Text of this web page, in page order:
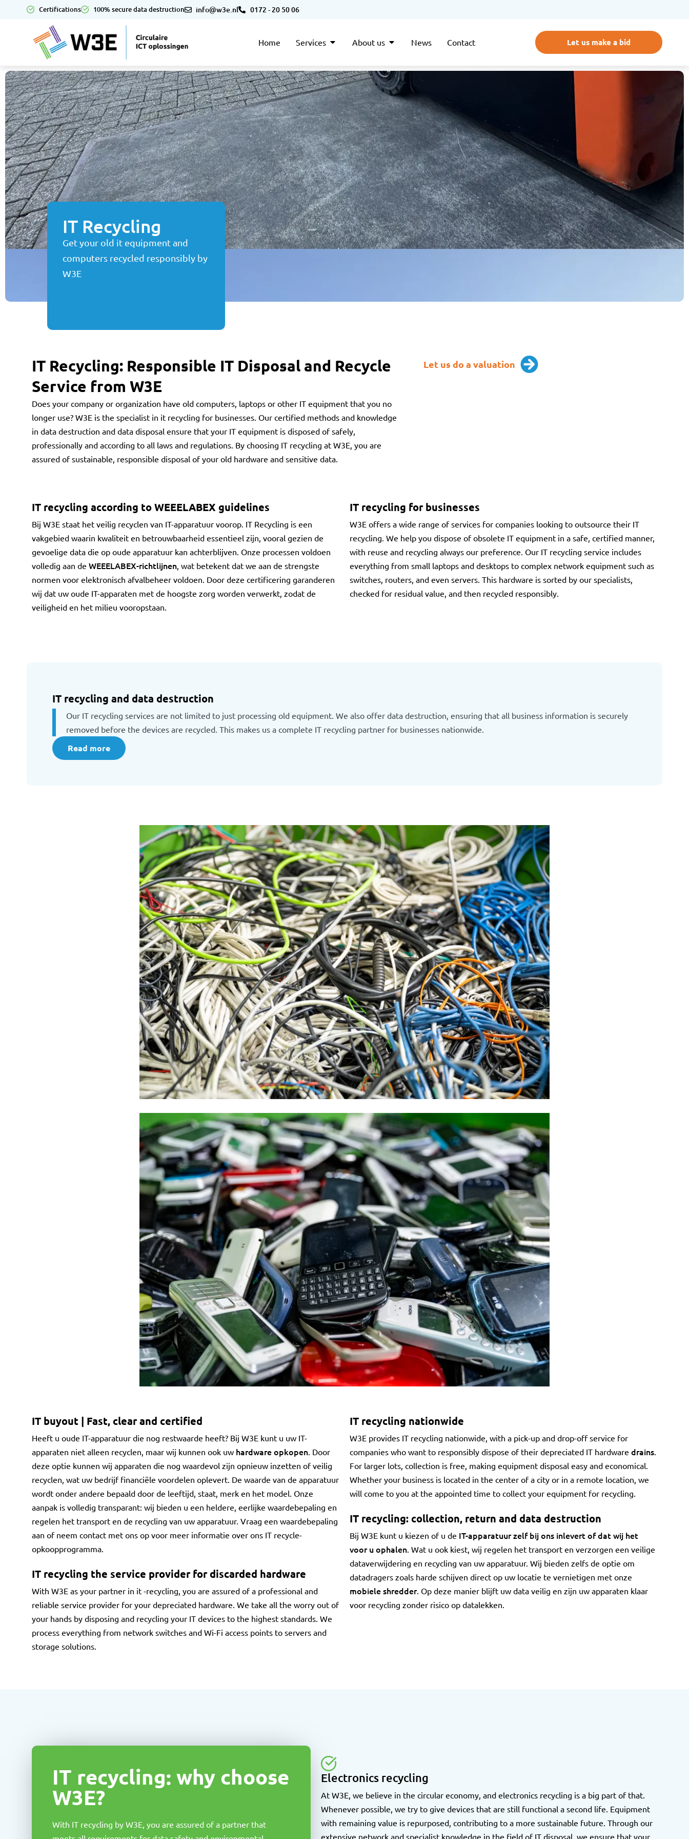
Certifications 100% secure data destruction info@w3e.nl 0172 - 20 50 06
Home Services About us News Contact Let us make a bid
IT Recycling
Get your old it equipment and
computers recycled responsibly by
W3E
IT Recycling: Responsible IT Disposal and Recycle
Service from W3E
Does your company or organization have old computers, laptops or other IT equipment that you no
longer use? W3E is the specialist in it recycling for businesses. Our certified methods and knowledge
in data destruction and data disposal ensure that your IT equipment is disposed of safely,
professionally and according to all laws and regulations. By choosing IT recycling at W3E, you are
assured of sustainable, responsible disposal of your old hardware and sensitive data.
Let us do a valuation
IT recycling according to WEEELABEX guidelines
Bij W3E staat het veilig recyclen van IT-apparatuur voorop. IT Recycling is een
vakgebied waarin kwaliteit en betrouwbaarheid essentieel zijn, vooral gezien de
gevoelige data die op oude apparatuur kan achterblijven. Onze processen voldoen
volledig aan de WEEELABEX-richtlijnen , wat betekent dat we aan de strengste
normen voor elektronisch afvalbeheer voldoen. Door deze certificering garanderen
wij dat uw oude IT-apparaten met de hoogste zorg worden verwerkt, zodat de
veiligheid en het milieu vooropstaan.
IT recycling for businesses
W3E offers a wide range of services for companies looking to outsource their IT
recycling. We help you dispose of obsolete IT equipment in a safe, certified manner,
with reuse and recycling always our preference. Our IT recycling service includes
everything from small laptops and desktops to complex network equipment such as
switches, routers, and even servers. This hardware is sorted by our specialists,
checked for residual value, and then recycled responsibly.
IT recycling and data destruction
Our IT recycling services are not limited to just processing old equipment. We also offer data destruction, ensuring that all business information is securely
removed before the devices are recycled. This makes us a complete IT recycling partner for businesses nationwide.
Read more
IT buyout | Fast, clear and certified
Heeft u oude IT-apparatuur die nog restwaarde heeft? Bij W3E kunt u uw IT-
apparaten niet alleen recyclen, maar wij kunnen ook uw hardware opkopen. Door
deze optie kunnen wij apparaten die nog waardevol zijn opnieuw inzetten of veilig
recyclen, wat uw bedrijf financiële voordelen oplevert. De waarde van de apparatuur
wordt onder andere bepaald door de leeftijd, staat, merk en het model. Onze
aanpak is volledig transparant: wij bieden u een heldere, eerlijke waardebepaling en
regelen het transport en de recycling van uw apparatuur. Vraag een waardebepaling
aan of neem contact met ons op voor meer informatie over ons IT recycle-
opkoopprogramma.
IT recycling the service provider for discarded hardware
With W3E as your partner in it -recycling, you are assured of a professional and
reliable service provider for your depreciated hardware. We take all the worry out of
your hands by disposing and recycling your IT devices to the highest standards. We
process everything from network switches and Wi-Fi access points to servers and
storage solutions.
IT recycling nationwide
W3E provides IT recycling nationwide, with a pick-up and drop-off service for
companies who want to responsibly dispose of their depreciated IT hardware drains.
For larger lots, collection is free, making equipment disposal easy and economical.
Whether your business is located in the center of a city or in a remote location, we
will come to you at the appointed time to collect your equipment for recycling.
IT recycling: collection, return and data destruction
Bij W3E kunt u kiezen of u de IT-apparatuur zelf bij ons inlevert of dat wij het
voor u ophalen . Wat u ook kiest, wij regelen het transport en verzorgen een veilige
dataverwijdering en recycling van uw apparatuur. Wij bieden zelfs de optie om
datadragers zoals harde schijven direct op uw locatie te vernietigen met onze
mobiele shredder. Op deze manier blijft uw data veilig en zijn uw apparaten klaar
voor recycling zonder risico op datalekken.
IT recycling: why choose
W3E?
With IT recycling by W3E, you are assured of a partner that
Electronics recycling
At W3E, we believe in the circular economy, and electronics recycling is a big part of that.
Whenever possible, we try to give devices that are still functional a second life. Equipment
with remaining value is repurposed, contributing to a more sustainable future. Through our
extensive network and specialist knowledge in the field of IT disposal, we ensure that your